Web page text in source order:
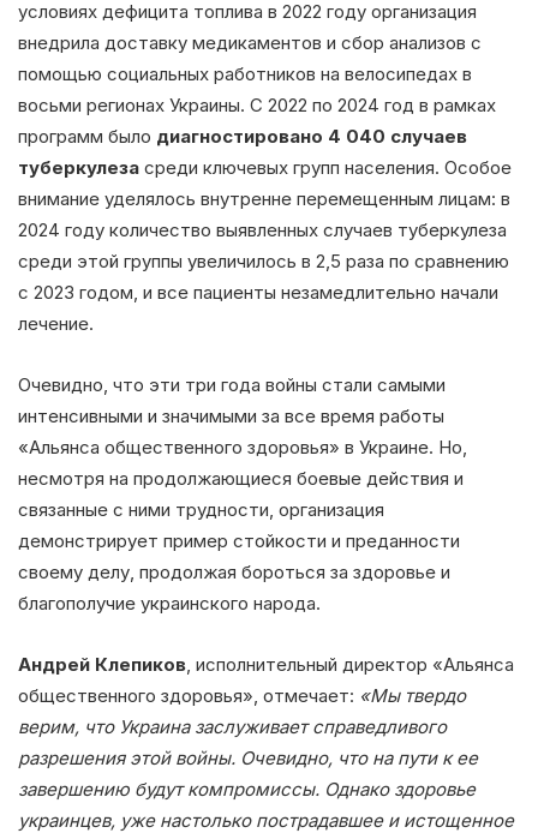
условиях дефицита топлива в 2022 году организация
внедрила доставку медикаментов и сбор анализов с
помощью социальных работников на велосипедах в
восьми регионах Украины. С 2022 по 2024 год в рамках
программ было диагностировано 4 040 случаев
туберкулеза среди ключевых групп населения. Особое
внимание уделялось внутренне перемещенным лицам: в
2024 году количество выявленных случаев туберкулеза
среди этой группы увеличилось в 2,5 раза по сравнению
с 2023 годом, и все пациенты незамедлительно начали
лечение.
Очевидно, что эти три года войны стали самыми
интенсивными и значимыми за все время работы
«Альянса общественного здоровья» в Украине. Но,
несмотря на продолжающиеся боевые действия и
связанные с ними трудности, организация
демонстрирует пример стойкости и преданности
своему делу, продолжая бороться за здоровье и
благополучие украинского народа.
Андрей Клепиков , исполнительный директор «Альянса
общественного здоровья», отмечает: «Мы твердо
верим, что Украина заслуживает справедливого
разрешения этой войны. Очевидно, что на пути к ее
завершению будут компромиссы. Однако здоровье
украинцев, уже настолько пострадавшее и истощенное